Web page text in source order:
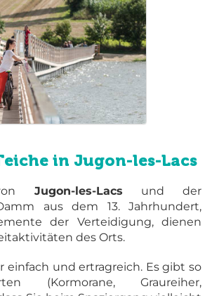
in Jugon-les-Lacs
Jugon-les-Lacs und der
aus dem 13. Jahrhundert,
der Verteidigung, dienen
des Orts.
einfach und ertragreich. Es gibt so
(Kormorane, Graureiher,